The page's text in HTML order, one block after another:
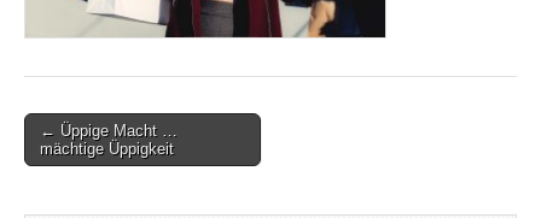
Post
navigation
← Üppige Macht …
mächtige Üppigkeit